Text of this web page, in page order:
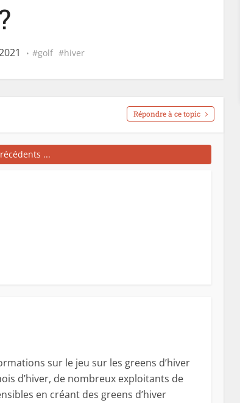
golf hiver
Répondre à ce topic
...
sur le jeu sur les greens d’hiver
d’hiver, de nombreux exploitants de
en créant des greens d’hiver